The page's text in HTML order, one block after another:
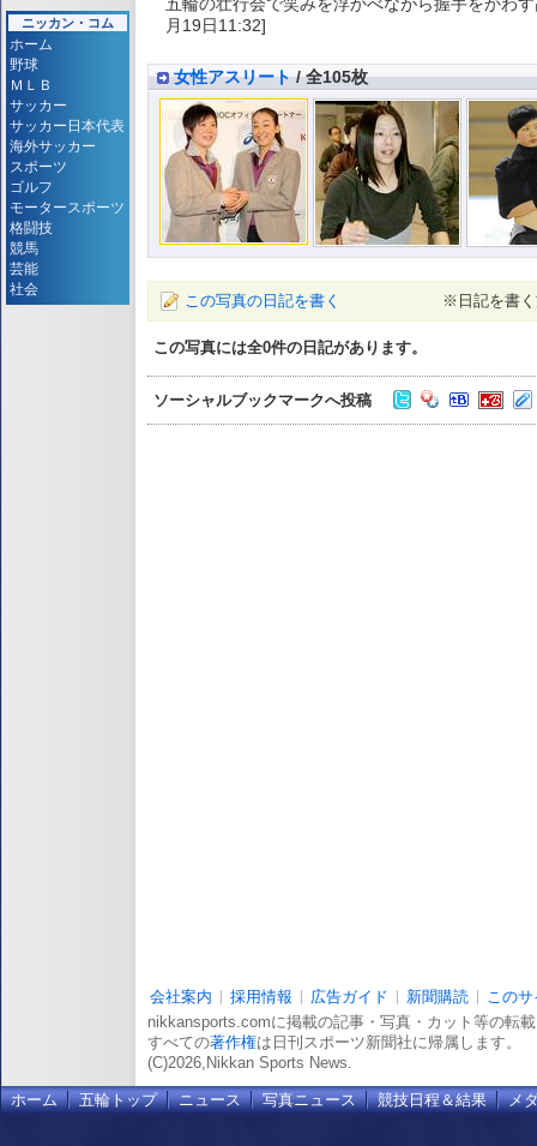
月19日11:32]
女性アスリート/ 全105枚
この写真の日記を書く ※日記を書
この写真には全0件の日記があります。
ソーシャルブックマークへ投稿
ニッカン・コム
ホーム
野球
ＭＬＢ
サッカー
サッカー日本代表
海外サッカー
スポーツ
ゴルフ
モータースポーツ
格闘技
競馬
芸能
社会
会社案内 採用情報 広告ガイド 新聞購読
この
nikkansports.comに掲載の記事・写真・カット等の転
すべての著作権は日刊スポーツ新聞社に帰属します。
(C)2026,Nikkan Sports News.
ホーム 五輪トップ ニュース 写真ニュース 競技日程＆結果 メ